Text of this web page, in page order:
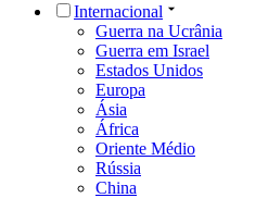
Internacional
Guerra na Ucrânia
Guerra em Israel
Estados Unidos
Europa
Ásia
África
Oriente Médio
Rússia
China